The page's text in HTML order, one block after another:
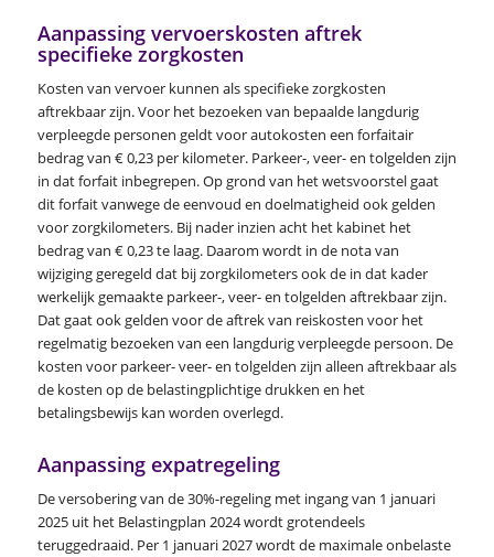
Aanpassing vervoerskosten aftrek
specifieke zorgkosten
Kosten van vervoer kunnen als specifieke zorgkosten
aftrekbaar zijn. Voor het bezoeken van bepaalde langdurig
verpleegde personen geldt voor autokosten een forfaitair
bedrag van € 0,23 per kilometer. Parkeer-, veer- en tolgelden zijn
in dat forfait inbegrepen. Op grond van het wetsvoorstel gaat
dit forfait vanwege de eenvoud en doelmatigheid ook gelden
voor zorgkilometers. Bij nader inzien acht het kabinet het
bedrag van € 0,23 te laag. Daarom wordt in de nota van
wijziging geregeld dat bij zorgkilometers ook de in dat kader
werkelijk gemaakte parkeer-, veer- en tolgelden aftrekbaar zijn.
Dat gaat ook gelden voor de aftrek van reiskosten voor het
regelmatig bezoeken van een langdurig verpleegde persoon. De
kosten voor parkeer- veer- en tolgelden zijn alleen aftrekbaar als
de kosten op de belastingplichtige drukken en het
betalingsbewijs kan worden overlegd.
Aanpassing expatregeling
De versobering van de 30%-regeling met ingang van 1 januari
2025 uit het Belastingplan 2024 wordt grotendeels
teruggedraaid. Per 1 januari 2027 wordt de maximale onbelaste